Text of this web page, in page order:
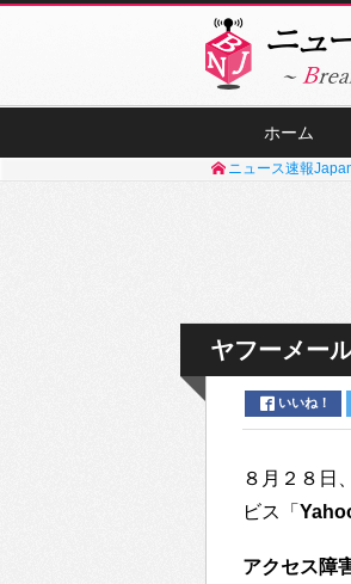
ホーム
ニュース速報
ヤフーメー
いいね！
８月２８日
ビス「
アクセス障